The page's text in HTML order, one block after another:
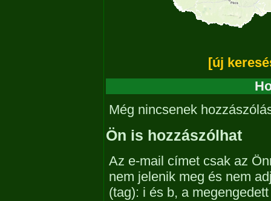
[új
Még nincsenek
Ön is hozzászólhat
Az e-mail címet csak az
nem jelenik meg és nem
(tag): i és b, a